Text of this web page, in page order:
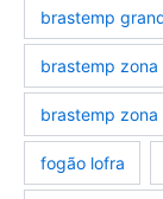
brastemp
brastemp zona
brastemp zona
fogão lofra